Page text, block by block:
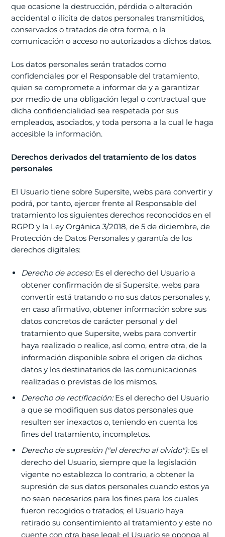
que ocasione la destrucción, pérdida o alteración
accidental o ilícita de datos personales transmitidos,
conservados o tratados de otra forma, o la
comunicación o acceso no autorizados a dichos datos.
Los datos personales serán tratados como
confidenciales por el Responsable del tratamiento,
quien se compromete a informar de y a garantizar
por medio de una obligación legal o contractual que
dicha confidencialidad sea respetada por sus
empleados, asociados, y toda persona a la cual le haga
accesible la información.
Derechos derivados del tratamiento de los datos
personales
El Usuario tiene sobre Supersite, webs para convertir y
podrá, por tanto, ejercer frente al Responsable del
tratamiento los siguientes derechos reconocidos en el
RGPD y la Ley Orgánica 3/2018, de 5 de diciembre, de
Protección de Datos Personales y garantía de los
derechos digitales:
Derecho de acceso:Es el derecho del Usuario a
obtener confirmación de si Supersite, webs para
convertir está tratando o no sus datos personales y,
en caso afirmativo, obtener información sobre sus
datos concretos de carácter personal y del
tratamiento que Supersite, webs para convertir
haya realizado o realice, así como, entre otra, de la
información disponible sobre el origen de dichos
datos y los destinatarios de las comunicaciones
realizadas o previstas de los mismos.
Derecho de rectificación:Es el derecho del Usuario
a que se modifiquen sus datos personales que
resulten ser inexactos o, teniendo en cuenta los
fines del tratamiento, incompletos.
Derecho de supresión ("el derecho al olvido"):Es el
derecho del Usuario, siempre que la legislación
vigente no establezca lo contrario, a obtener la
supresión de sus datos personales cuando estos ya
no sean necesarios para los fines para los cuales
fueron recogidos o tratados; el Usuario haya
retirado su consentimiento al tratamiento y este no
cuente con otra base legal; el Usuario se oponga al